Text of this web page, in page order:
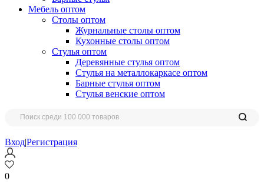
Мебель оптом
Столы оптом
Журнальные столы оптом
Кухонные столы оптом
Стулья оптом
Деревянные стулья оптом
Стулья на металлокаркасе оптом
Барные стулья оптом
Стулья венские оптом
Вход|Регистрация
0